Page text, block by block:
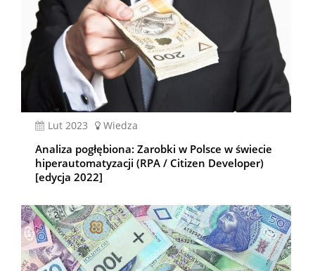
lut 2023 Wiedza
Analiza pogłębiona: Zarobki w Polsce w świecie
hiperautomatyzacji (RPA / Citizen Developer)
[edycja 2022]